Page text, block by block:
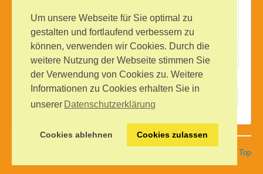
Um unsere Webseite für Sie optimal zu
gestalten und fortlaufend verbessern zu
können, verwenden wir Cookies. Durch die
weitere Nutzung der Webseite stimmen Sie
der Verwendung von Cookies zu. Weitere
Informationen zu Cookies erhalten Sie in
unserer Datenschutzerklärung
Cookies ablehnen Cookies zulassen
44369 Dortmund
Telefon: (0231) 5020960
Kontaktformular
Eine E-Mail senden
*Benötigtes Feld
Back to Top